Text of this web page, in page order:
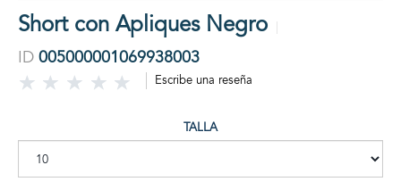
Short con Apliques Negro
ID 005000001069938003
Escribe una reseña
TALLA